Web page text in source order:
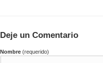
Deje un Comentario
Nombre (requerido)